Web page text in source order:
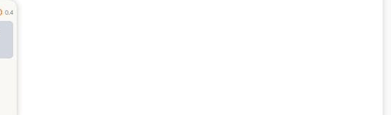
0.4